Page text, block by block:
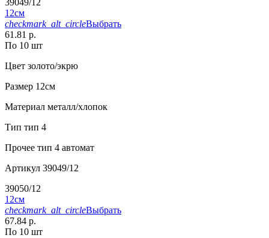
39049/12
12см
checkmark_alt_circleВыбрать
61.81 р.
По 10 шт
Цвет золото/экрю
Размер 12см
Материал металл/хлопок
Тип тип 4
Прочее тип 4 автомат
Артикул 39049/12
39050/12
12см
checkmark_alt_circleВыбрать
67.84 р.
По 10 шт